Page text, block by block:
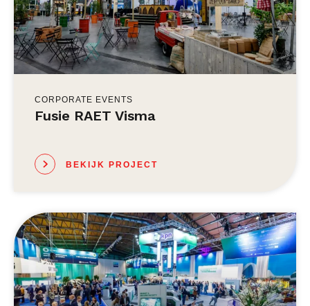
CORPORATE EVENTS
Fusie RAET Visma
BEKIJK PROJECT